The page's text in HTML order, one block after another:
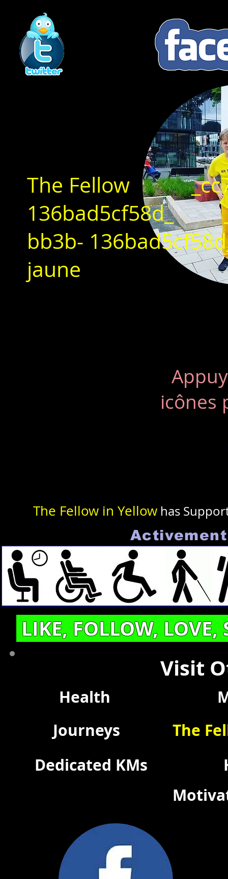
The Fellow
136bad5cf58d_
bb3b-
jaune
icônes
The Fellow in Yellow has
LIKE, FOLLOW, LOVE,
Visit
Health
The
Journeys
Dedicated KMs